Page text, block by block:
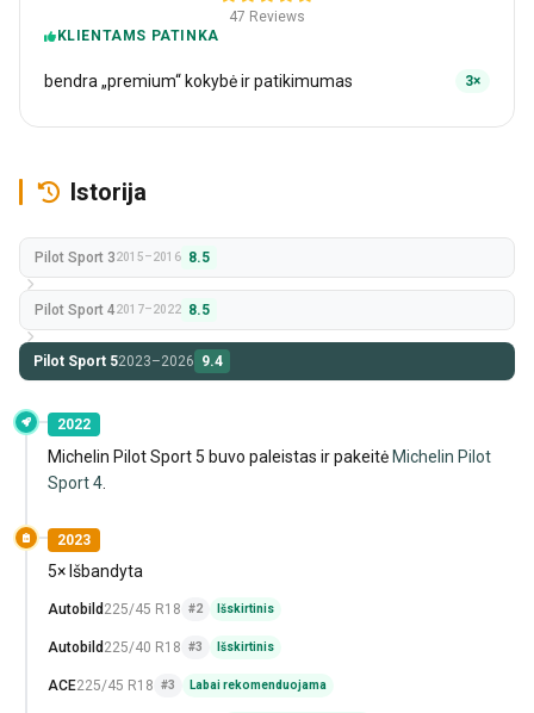
47 Reviews
KLIENTAMS PATINKA
bendra „premium“ kokybė ir patikimumas 3×
Istorija
Pilot Sport 32015–2016 8.5
Pilot Sport 42017–2022 8.5
Pilot Sport 52023–2026 9.4
2022
Michelin Pilot Sport 5 buvo paleistas ir pakeitė Michelin Pilot
Sport 4
2023
5× Išbandyta
Autobild 225/45 R18 #2 Išskirtinis
Autobild 225/40 R18 #3 Išskirtinis
ACE225/45 R18 #3 Labai rekomenduojama